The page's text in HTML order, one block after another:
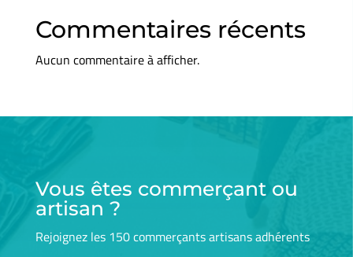
Commentaires récents
Aucun commentaire à afficher.
Vous êtes commerçant ou
artisan ?
Rejoignez les 150 commerçants artisans adhérents